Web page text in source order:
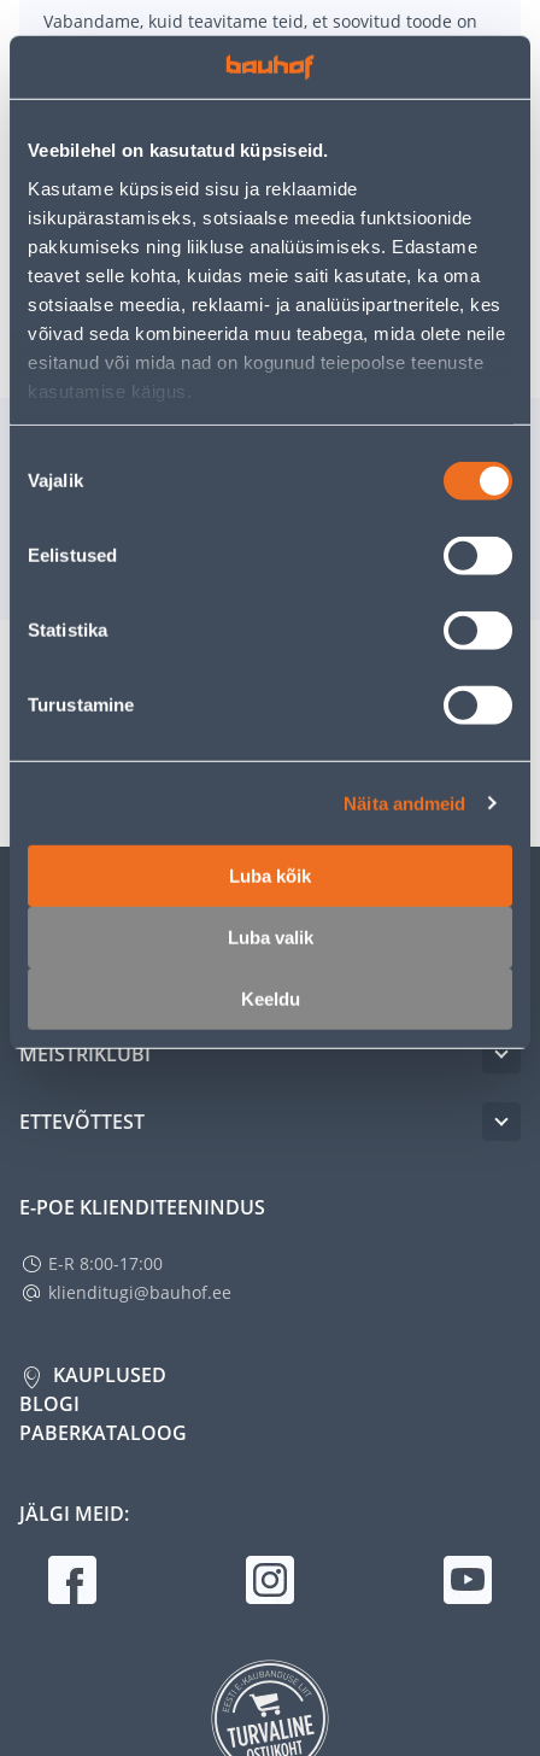
Veebilehel on kasutatud küpsiseid.
Kasutame küpsiseid sisu ja reklaamide
isikupärastamiseks, sotsiaalse meedia funktsioonide
pakkumiseks ning liikluse analüüsimiseks. Edastame
teavet selle kohta, kuidas meie saiti kasutate, ka oma
sotsiaalse meedia, reklaami- ja analüüsipartneritele, kes
võivad seda kombineerida muu teabega, mida olete neile
esitanud või mida nad on kogunud teiepoolse teenuste
kasutamise käigus.
valik
Vajalik
Eelistused
Statistika
Turustamine
Näita andmeid
Luba kõik
Luba valik
Keeldu
Vabandame, kuid teavitame teid, et soovitud toode on
pakume suurepäraseid alternatiive samast
tootekategooriast, mis võivad teile sama palju rõõmu
Teie ostlemisrõõm ei pea aga siin lõppema - oma
uurimistööd saate jätkata, naastes
kasutades meie võimsat otsingufunktsiooni, et leida
veelgi meelepärasemad valikuid. Head ostlemist!
Tarne pole võimalik
Sarnased tooted
75MM
Spetsifikatsioon
Transport
MEISTRIKLUBI
ETTEVÕTTEST
E-POE KLIENDITEENINDUS
E-R 8:00-17:00
klienditugi@bauhof.ee
KAUPLUSED
BLOGI
PABERKATALOOG
JÄLGI MEID: